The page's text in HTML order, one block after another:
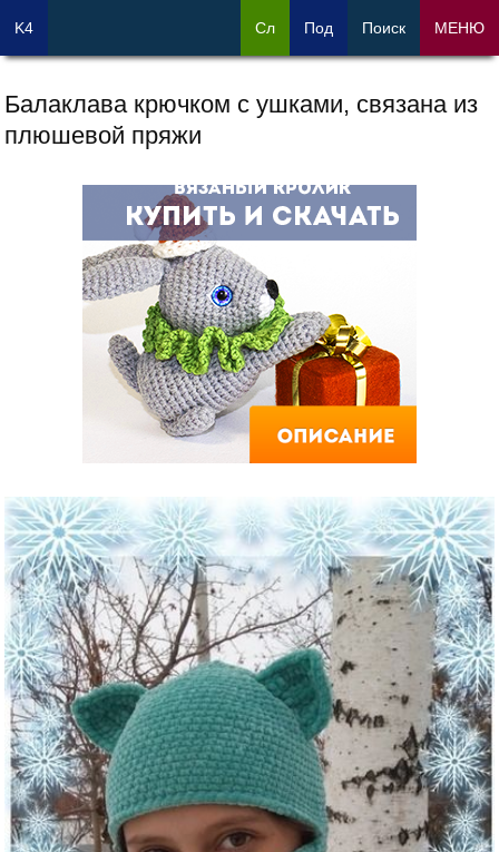
Балаклава крючком с ушками, связана из
плюшевой пряжи
K4 Сл Под Поиск МЕНЮ